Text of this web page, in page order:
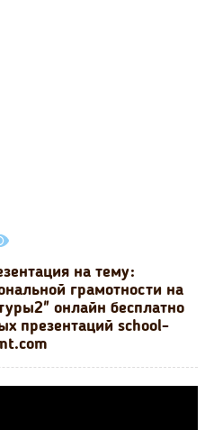
на тему:
грамотности на
онлайн бесплатно
презентаций school-